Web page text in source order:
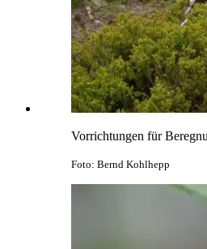
Vorrichtungen für
Foto: Bernd Kohlhepp